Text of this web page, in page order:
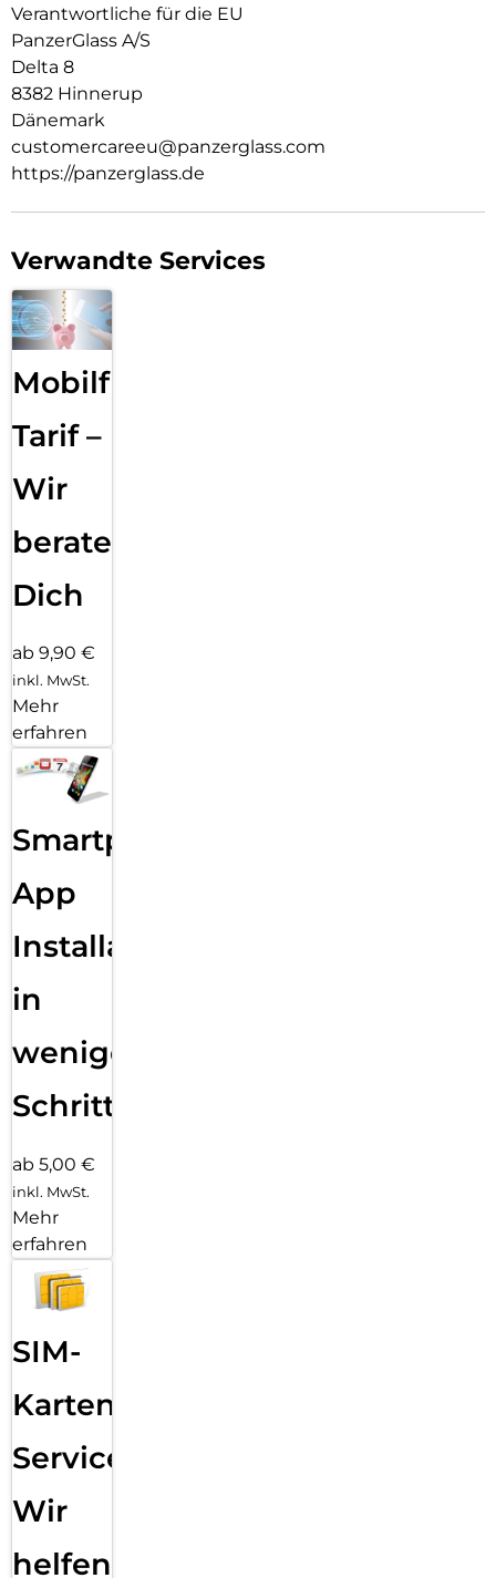
Verantwortliche für die EU
PanzerGlass A/S
Delta 8
8382 Hinnerup
Dänemark
customercareeu@panzerglass.com
https://panzerglass.de
Verwandte Services
Mobilfunk
Tarif –
Wir
beraten
Dich
ab 9,90 €
inkl. MwSt.
Mehr
erfahren
Smartphone
App
Installation
in
wenigen
Schritten
ab 5,00 €
inkl. MwSt.
Mehr
erfahren
SIM-
Karten
Service:
Wir
helfen